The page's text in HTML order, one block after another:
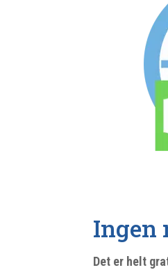
Ingen
Det er helt